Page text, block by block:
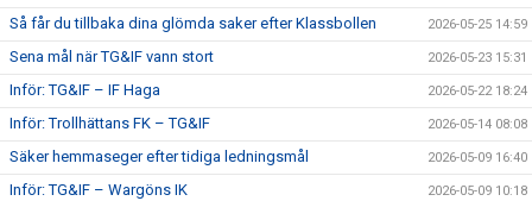
Så får du tillbaka dina glömda saker efter Klassbollen 2026-05-25 14:59
Sena mål när TG&IF vann stort 2026-05-23 15:31
Inför: TG&IF – IF Haga 2026-05-22 18:24
Inför: Trollhättans FK – TG&IF 2026-05-14 08:08
Säker hemmaseger efter tidiga ledningsmål 2026-05-09 16:40
Inför: TG&IF – Wargöns IK 2026-05-09 10:18